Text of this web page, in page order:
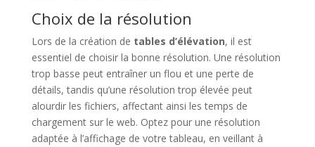
Choix de la résolution
Lors de la création de tables d’élévation, il est
essentiel de choisir la bonne résolution. Une résolution
trop basse peut entraîner un flou et une perte de
détails, tandis qu’une résolution trop élevée peut
alourdir les fichiers, affectant ainsi les temps de
chargement sur le web. Optez pour une résolution
adaptée à l’affichage de votre tableau, en veillant à